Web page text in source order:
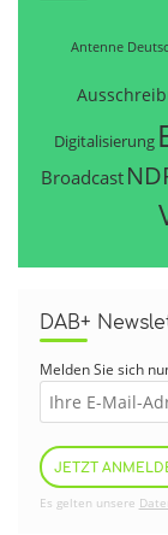
Antenne
Digitalisierung
Broadcast
DAB+
Melden Sie sich
JETZT
Es gelten unsere